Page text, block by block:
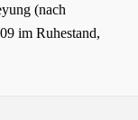
(nach
im Ruhestand,